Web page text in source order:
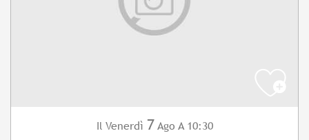
Il Venerdì 7 Ago A 10:30